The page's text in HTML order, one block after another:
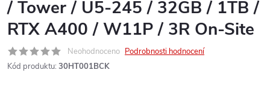
/ Tower / U5-245 / 32GB / 1TB /
RTX A400 / W11P / 3R On-Site
Neohodnoceno Podrobnosti hodnocení
Kód produktu: 30HT001BCK